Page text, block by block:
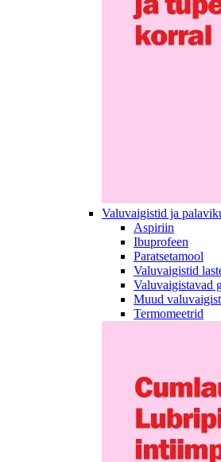
Valuvaigistid ja
Aspiriin
Ibuprofeen
Paratsetamool
Valuvaigistid
Valuvaigistavad
Muud
Termomeetrid